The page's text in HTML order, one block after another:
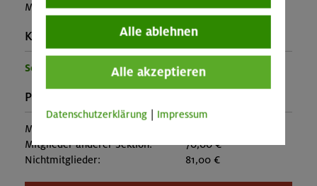
MUC-26-0890
Kontakt Veranstalter:
Sektion München
Preise:
Mitglieder:
Mitglieder anderer Sektion:
70,00 €
Nichtmitglieder:
81,00 €
Alle ablehnen
Alle akzeptieren
Datenschutzerklärung Impressum